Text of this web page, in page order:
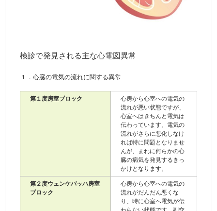
検診で発見される主な心電図異常
１．心臓の電気の流れに関する異常
第１度房室ブロック
心房から心室への電気の
流れが悪い状態ですが、
心室へはきちんと電気は
伝わっています。電気の
流れがさらに悪化しなけ
れば特に問題となりませ
んが、まれに何らかの心
臓の病気を発見するきっ
かけとなります。
第２度ウェンケバッハ房室
ブロック
心房から心室への電気の
流れがだんだん悪くな
り、時に心室へ電気が伝